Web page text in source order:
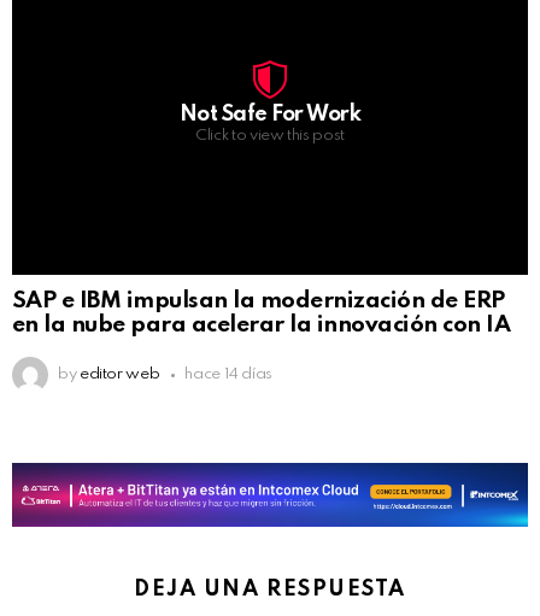
Not Safe For Work
Click to view this post
SAP e IBM impulsan la modernización de ERP
en la nube para acelerar la innovación con IA
by editor web hace 14 días
DEJA UNA RESPUESTA